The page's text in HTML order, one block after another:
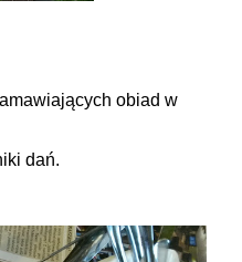
obiad w
dań.